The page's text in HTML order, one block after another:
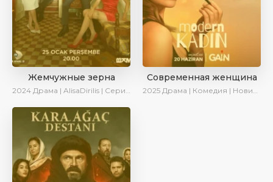
Жемчужные зерна
2024 Драма | AlisaDirilis | Сериалы 2024
Современная женщина
2025 Драма | Комедия | Новинки | Сериалы 2025